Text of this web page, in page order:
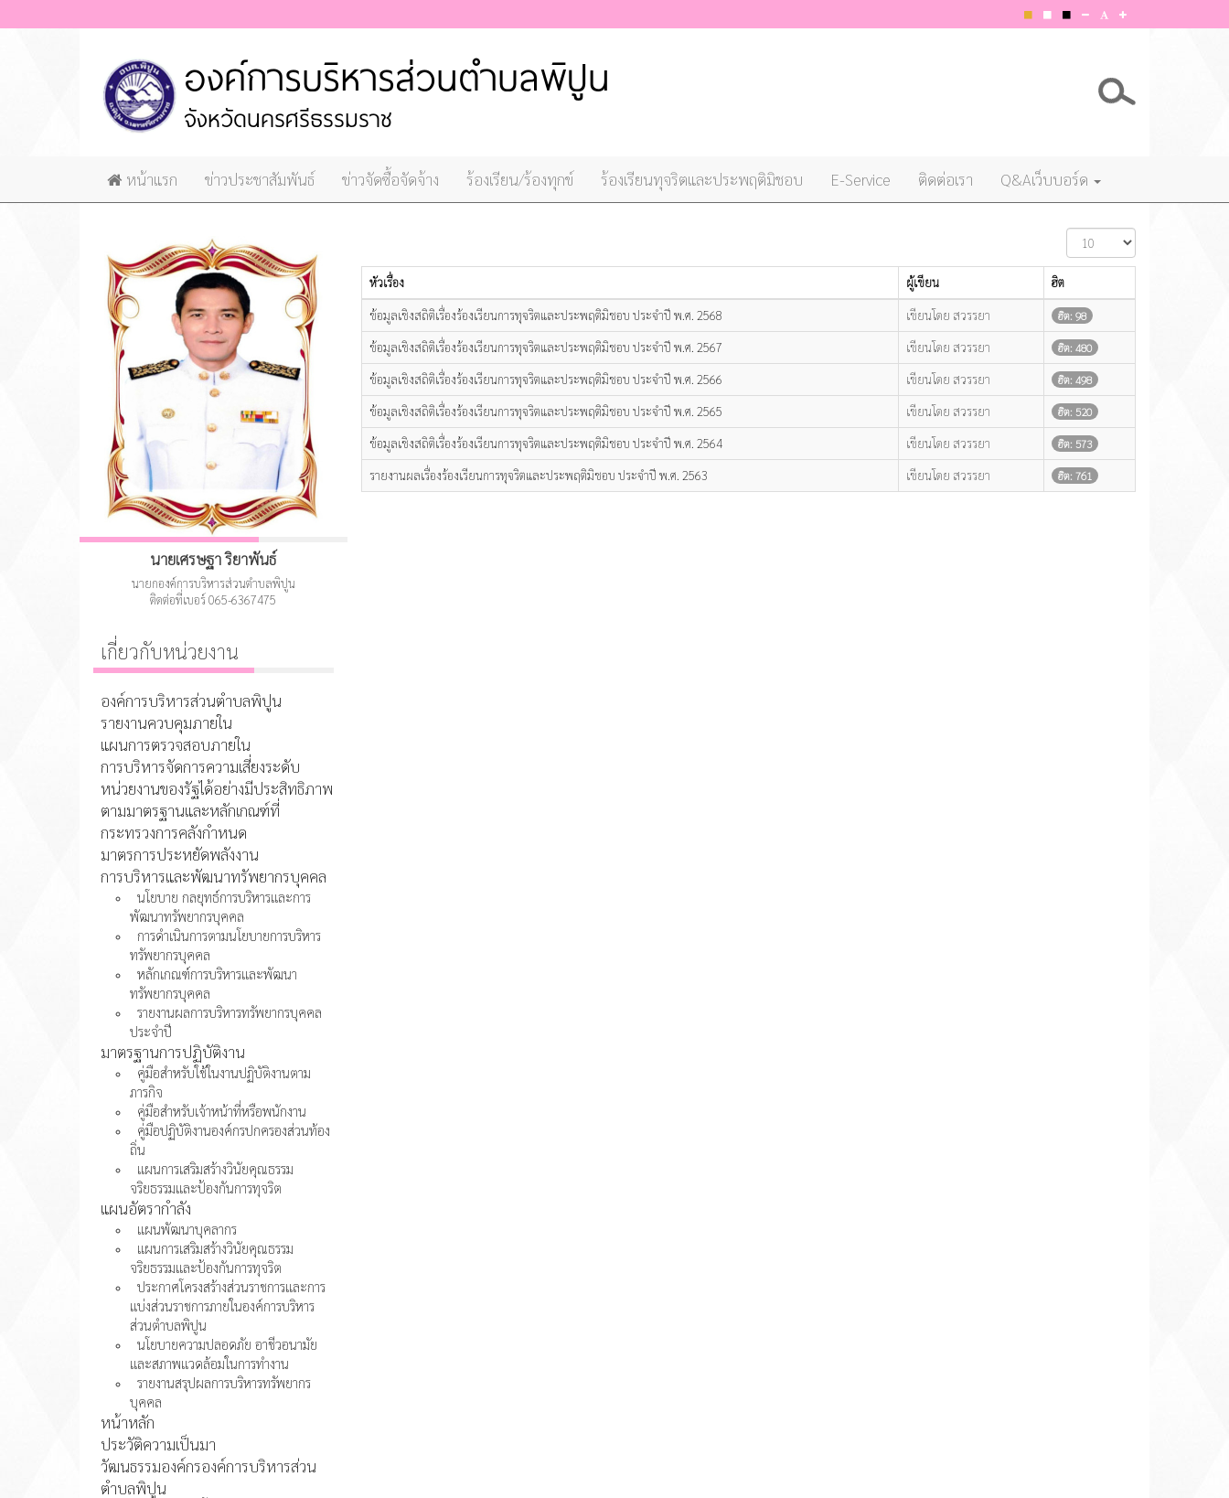
หน้าแรก ข่าวประชาสัมพันธ์ ข่าวจัดซื้อจัดจ้าง ร้องเรียน/ร้องทุกข์ ร้องเรียนทุจริตและประพฤติมิชอบ E-Service ติดต่อเรา Q&Aเว็บบอร์ด
แสดง
#
หัวเรื่อง
ผู้เขียน ฮิต
ข้อมูลเชิงสถิติเรื่องร้องเรียนการทุจริตและประพฤติมิชอบ ประจำปี พ.ศ. 2568 เขียนโดย สวรรยา ฮิต: 98
ข้อมูลเชิงสถิติเรื่องร้องเรียนการทุจริตและประพฤติมิชอบ ประจำปี พ.ศ. 2567 เขียนโดย สวรรยา ฮิต: 480
ข้อมูลเชิงสถิติเรื่องร้องเรียนการทุจริตและประพฤติมิชอบ ประจำปี พ.ศ. 2566 เขียนโดย สวรรยา ฮิต: 498
ข้อมูลเชิงสถิติเรื่องร้องเรียนการทุจริตและประพฤติมิชอบ ประจำปี พ.ศ. 2565 เขียนโดย สวรรยา ฮิต: 520
ข้อมูลเชิงสถิติเรื่องร้องเรียนการทุจริตและประพฤติมิชอบ ประจำปี พ.ศ. 2564 เขียนโดย สวรรยา ฮิต: 573
รายงานผลเรื่องร้องเรียนการทุจริตและประพฤติมิชอบ ประจำปี พ.ศ. 2563 เขียนโดย สวรรยา ฮิต: 761
นายเศรษฐา ริยาพันธ์
นายกองค์การบริหารส่วนตำบลพิปูน
ติดต่อที่เบอร์ 065-6367475
เกี่ยวกับหน่วยงาน
องค์การบริหารส่วนตำบลพิปูน
รายงานควบคุมภายใน
แผนการตรวจสอบภายใน
การบริหารจัดการความเสี่ยงระดับ
หน่วยงานของรัฐได้อย่างมีประสิทธิภาพ
ตามมาตรฐานและหลักเกณฑ์ที่
กระทรวงการคลังกำหนด
มาตรการประหยัดพลังงาน
การบริหารและพัฒนาทรัพยากรบุคคล
นโยบาย กลยุทธ์การบริหารและการ
พัฒนาทรัพยากรบุคคล
การดำเนินการตามนโยบายการบริหาร
ทรัพยากรบุคคล
หลักเกณฑ์การบริหารและพัฒนา
ทรัพยากรบุคคล
รายงานผลการบริหารทรัพยากรบุคคล
ประจำปี
มาตรฐานการปฏิบัติงาน
คู่มือสำหรับใช้ในงานปฏิบัติงานตาม
ภารกิจ
คู่มือสำหรับเจ้าหน้าที่หรือพนักงาน
คู่มือปฏิบัติงานองค์กรปกครองส่วนท้อง
ถิ่น
แผนการเสริมสร้างวินัยคุณธรรม
จริยธรรมและป้องกันการทุจริต
แผนอัตรากำลัง
แผนพัฒนาบุคลากร
แผนการเสริมสร้างวินัยคุณธรรม
จริยธรรมและป้องกันการทุจริต
ประกาศโครงสร้างส่วนราชการและการ
แบ่งส่วนราชการภายในองค์การบริหาร
ส่วนตำบลพิปูน
นโยบายความปลอดภัย อาชีวอนามัย
และสภาพแวดล้อมในการทำงาน
รายงานสรุปผลการบริหารทรัพยากร
บุคคล
หน้าหลัก
ประวัติความเป็นมา
วัฒนธรรมองค์กรองค์การบริหารส่วน
ตำบลพิปูน